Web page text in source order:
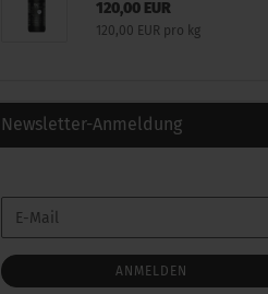
120,00 EUR
120,00 EUR pro kg
Newsletter-Anmeldung
ZUR
ANMELDUNG
E-
Mail
ANMELDEN